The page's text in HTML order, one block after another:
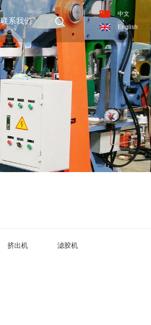
中文
English
联系我们
挤出机
滤胶机